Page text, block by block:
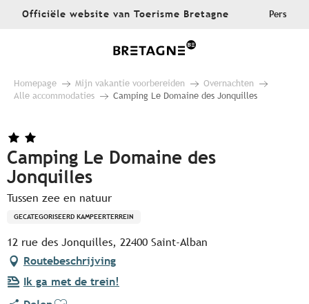
AllerOfficiële website van Toerisme Bretagne Pers
Homepage Mijn vakantie voorbereiden
Overnachten
Alle accommodaties
Camping Le Domaine des Jonquilles
Camping Le Domaine des
Jonquilles
Tussen zee en natuur
GECATEGORISEERD KAMPEERTERREIN
12 rue des Jonquilles, 22400 Saint-Alban
Routebeschrijving
Ik ga met de trein!
Ajouter aux favoris